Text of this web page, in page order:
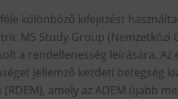
különböző kifejezést
MS Study Group (Nemzetközi
a rendellenesség leírására. Az
jellemző kezdeti betegség
amely az ADEM újabb